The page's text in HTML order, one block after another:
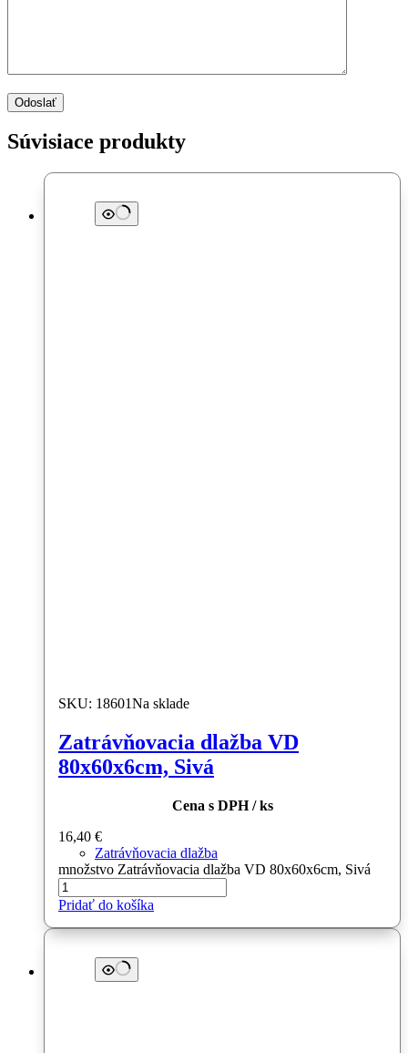
Odoslať
Súvisiace produkty
SKU: 18601Na sklade
Zatrávňovacia dlažba VD
80x60x6cm, Sivá
Cena s DPH / ks
16,40 €
Zatrávňovacia dlažba
množstvo Zatrávňovacia dlažba VD 80x60x6cm, Sivá
Pridať do košíka